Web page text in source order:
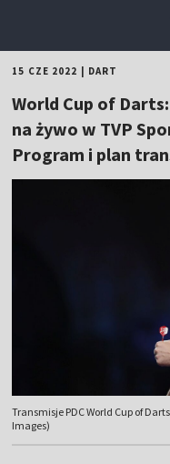
15 CZE 2022 DART
World Cup of
na żywo w TVP
Program i plan
Transmisje PDC World Cup of
Images)